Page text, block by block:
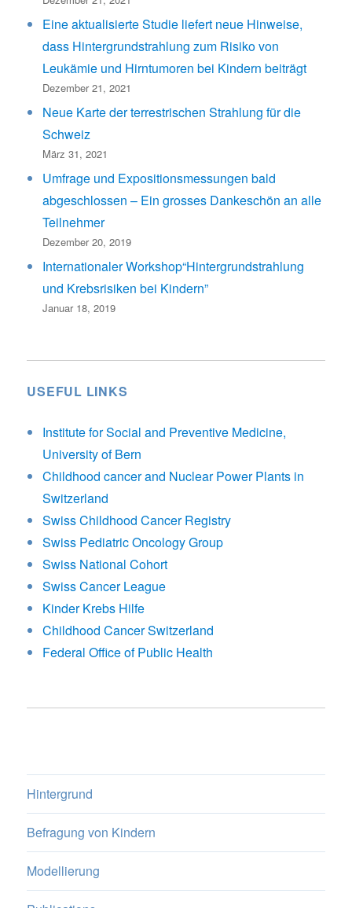
Eine aktualisierte Studie liefert neue Hinweise,
dass Hintergrundstrahlung zum Risiko von
Leukämie und Hirntumoren bei Kindern beiträgt
Dezember 21, 2021
Neue Karte der terrestrischen Strahlung für die
Schweiz
März 31, 2021
Umfrage und Expositionsmessungen bald
abgeschlossen – Ein grosses Dankeschön an alle
Teilnehmer
Dezember 20, 2019
Internationaler Workshop“Hintergrundstrahlung
und Krebsrisiken bei Kindern”
Januar 18, 2019
USEFUL LINKS
Institute for Social and Preventive Medicine,
University of Bern
Childhood cancer and Nuclear Power Plants in
Switzerland
Swiss Childhood Cancer Registry
Swiss Pediatric Oncology Group
Swiss National Cohort
Swiss Cancer League
Kinder Krebs Hilfe
Childhood Cancer Switzerland
Federal Office of Public Health
Hintergrund
Befragung von Kindern
Modellierung